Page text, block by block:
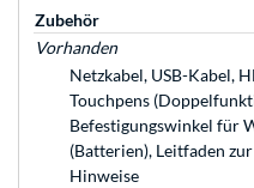
Zubehör
Vorhanden
Netzkabel, USB-Kabel,
Touchpens
Befestigungswinkel für
(Batterien), Leitfaden
Hinweise